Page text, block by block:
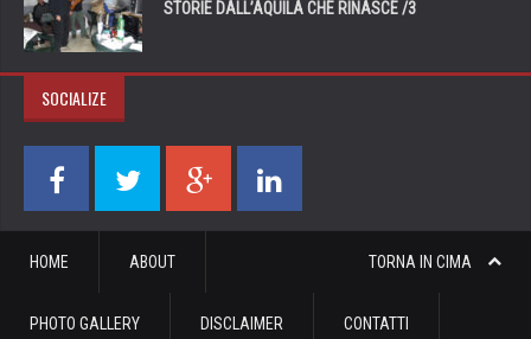
STORIE DALL’AQUILA CHE RINASCE /3
SOCIALIZE
TORNA IN CIMA
HOME ABOUT
PHOTO GALLERY DISCLAIMER CONTATTI